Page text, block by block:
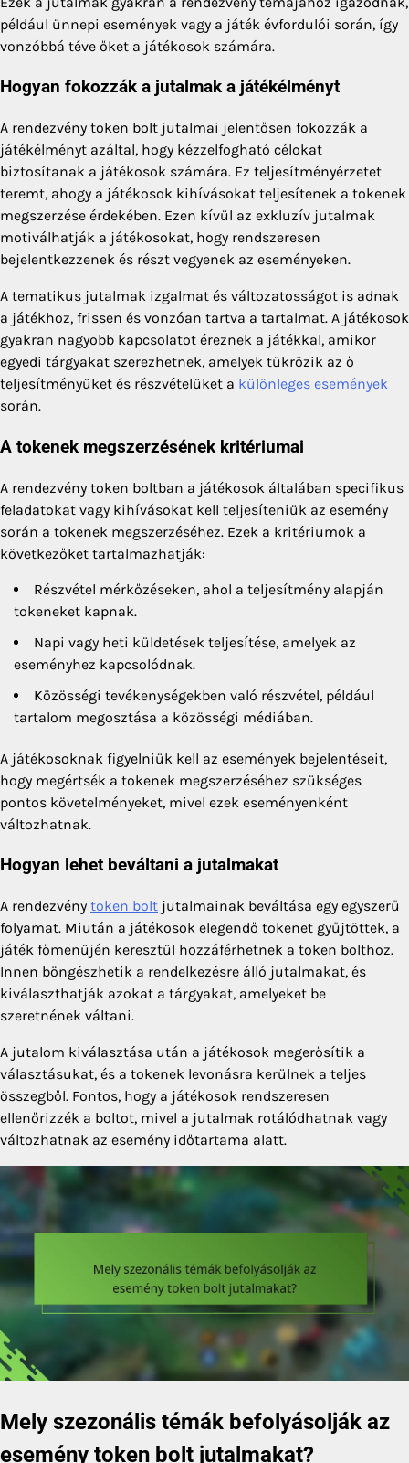
például ünnepi események vagy a játék évfordulói során, így
vonzóbbá téve őket a játékosok számára.
Hogyan fokozzák a jutalmak a játékélményt
A rendezvény token bolt jutalmai jelentősen fokozzák a
játékélményt azáltal, hogy kézzelfogható célokat
biztosítanak a játékosok számára. Ez teljesítményérzetet
teremt, ahogy a játékosok kihívásokat teljesítenek a tokenek
megszerzése érdekében. Ezen kívül az exkluzív jutalmak
motiválhatják a játékosokat, hogy rendszeresen
bejelentkezzenek és részt vegyenek az eseményeken.
A tematikus jutalmak izgalmat és változatosságot is adnak
a játékhoz, frissen és vonzóan tartva a tartalmat. A játékosok
gyakran nagyobb kapcsolatot éreznek a játékkal, amikor
egyedi tárgyakat szerezhetnek, amelyek tükrözik az ő
teljesítményüket és részvételüket a különleges események
során.
A tokenek megszerzésének kritériumai
A rendezvény token boltban a játékosok általában specifikus
feladatokat vagy kihívásokat kell teljesíteniük az esemény
során a tokenek megszerzéséhez. Ezek a kritériumok a
következőket tartalmazhatják:
Részvétel mérkőzéseken, ahol a teljesítmény alapján
tokeneket kapnak.
Napi vagy heti küldetések teljesítése, amelyek az
eseményhez kapcsolódnak.
Közösségi tevékenységekben való részvétel, például
tartalom megosztása a közösségi médiában.
A játékosoknak figyelniük kell az események bejelentéseit,
hogy megértsék a tokenek megszerzéséhez szükséges
pontos követelményeket, mivel ezek eseményenként
változhatnak.
Hogyan lehet beváltani a jutalmakat
A rendezvény token bolt jutalmainak beváltása egy egyszerű
folyamat. Miután a játékosok elegendő tokenet gyűjtöttek, a
játék főmenüjén keresztül hozzáférhetnek a token bolthoz.
Innen böngészhetik a rendelkezésre álló jutalmakat, és
kiválaszthatják azokat a tárgyakat, amelyeket be
szeretnének váltani.
A jutalom kiválasztása után a játékosok megerősítik a
választásukat, és a tokenek levonásra kerülnek a teljes
összegből. Fontos, hogy a játékosok rendszeresen
ellenőrizzék a boltot, mivel a jutalmak rotálódhatnak vagy
változhatnak az esemény időtartama alatt.
Mely szezonális témák befolyásolják az
esemény token bolt jutalmakat?